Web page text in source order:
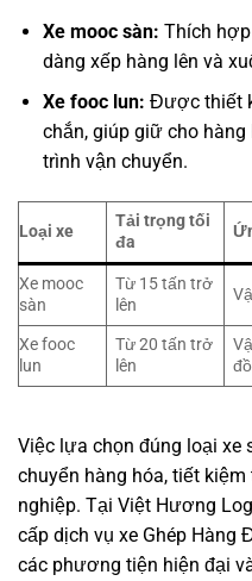
Xe mooc sàn: Thích
dàng xếp hàng lên và
Xe fooc lun: Được thiết
chắn, giúp giữ cho
trình vận chuyển.
Loại xe
Tải trọng tối
đa
Xe mooc
sàn
Từ 15 tấn trở
lên
Xe fooc
lun
Từ 20 tấn trở
lên
Việc lựa chọn đúng loại xe
chuyển hàng hóa, tiết
nghiệp. Tại Việt Hương
cấp dịch vụ xe Ghép Hàng
các phương tiện hiện đại